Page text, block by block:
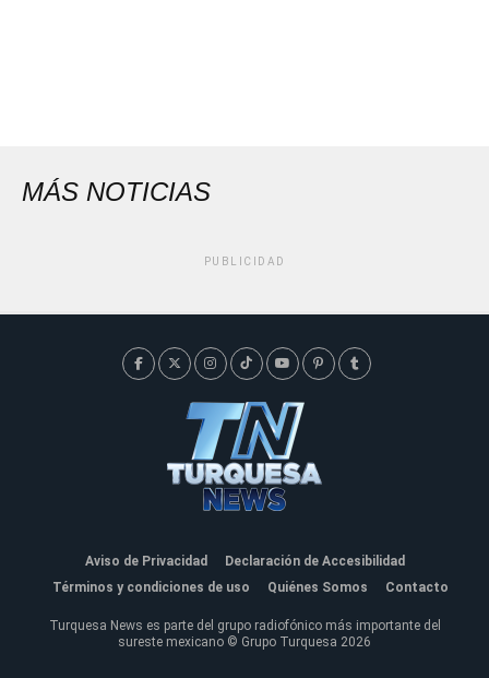
MÁS NOTICIAS
PUBLICIDAD
Aviso de Privacidad
Declaración de Accesibilidad
Términos y condiciones de uso
Quiénes Somos Contacto
Turquesa News es parte del grupo radiofónico más importante del
sureste mexicano © Grupo Turquesa 2026